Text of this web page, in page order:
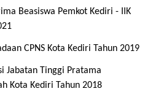
Beasiswa Pemkot Kediri - IIK
CPNS Kota Kediri Tahun 2019
Jabatan Tinggi Pratama
Kota Kediri Tahun 2018